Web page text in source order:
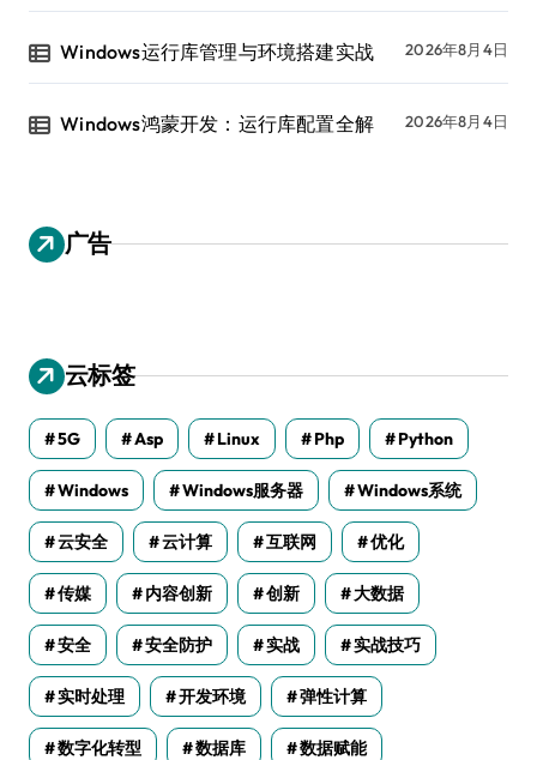
Windows运行库管理与环境搭建实战 2026年8月4日
Windows鸿蒙开发：运行库配置全解 2026年8月4日
广告
云标签
5G Asp Linux Php Python
Windows Windows服务器 Windows系统
云安全 云计算 互联网 优化
传媒 内容创新 创新 大数据
安全 安全防护 实战 实战技巧
实时处理 开发环境 弹性计算
数字化转型 数据库 数据赋能